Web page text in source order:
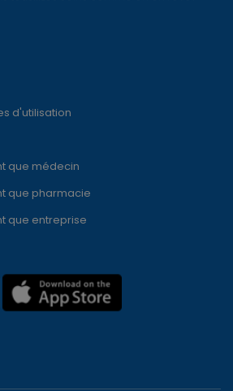
d'utilisation
que médecin
que pharmacie
que entreprise